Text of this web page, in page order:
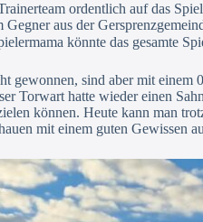
ordentlich auf das
aus der
könnte das gesamte
gewonnen, sind aber mit
Torwart hatte wieder einen
können. Heute kann man
mit einem guten Gewissen